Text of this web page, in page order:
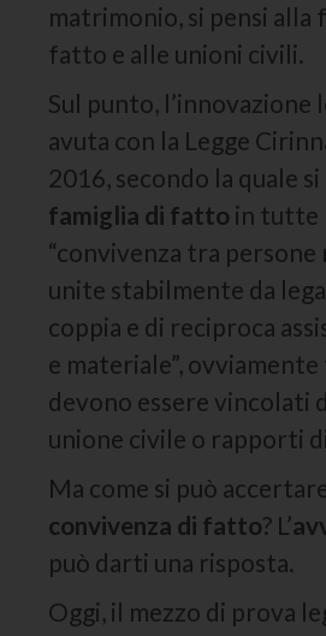
matrimonio, si pensi alla
fatto e alle unioni civili.
Sul punto, l’innovazione
avuta con la Legge
2016, secondo la quale si
famiglia di fatto in tutte
“convivenza tra persone
unite stabilmente da
coppia e di reciproca
e materiale”,
devono essere vincolati
unione civile o rapporti
Ma come si può
convivenza di fatto? L’
può darti una risposta.
Oggi, il mezzo di prova